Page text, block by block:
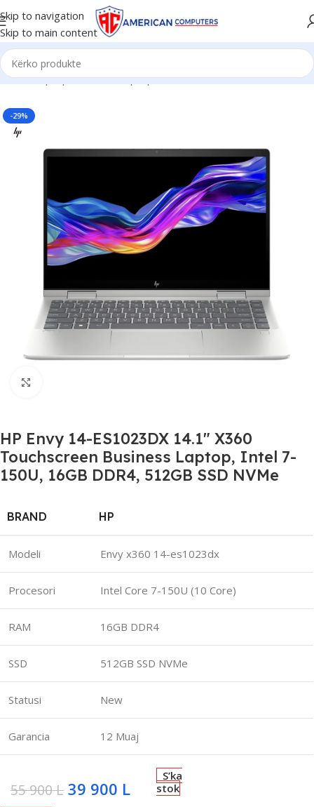
Skip to navigation
Skip to main content
Kreu/Laptop/Business Laptop
-29%
HP Envy 14-ES1023DX 14.1″ X360
Touchscreen Business Laptop, Intel 7-
150U, 16GB DDR4, 512GB SSD NVMe
BRAND HP
Modeli Envy x360 14-es1023dx
Procesori Intel Core 7-150U (10 Core)
RAM 16GB DDR4
SSD 512GB SSD NVMe
Statusi New
Garancia 12 Muaj
55 900L 39 900 L
S’ka
stok